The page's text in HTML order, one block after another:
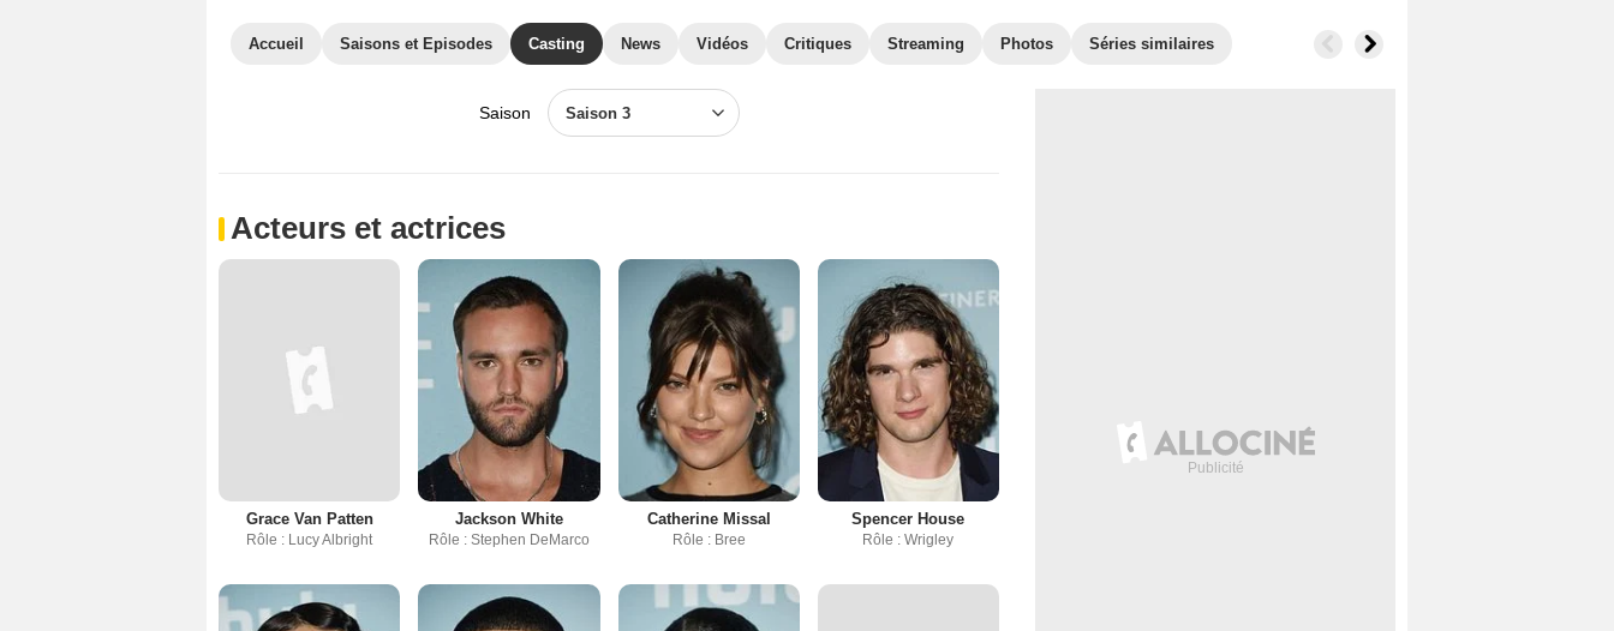
Accueil Saisons et Episodes Casting News Vidéos Critiques Streaming Photos Séries similaires
Saison Saison 3
Acteurs et actrices
Grace Van Patten
Rôle : Lucy Albright
Jackson White
Rôle : Stephen DeMarco
Catherine Missal
Rôle : Bree
Spencer House
Rôle : Wrigley